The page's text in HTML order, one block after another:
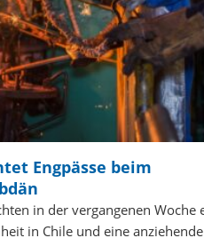
Engpässe beim
in der vergangenen Woche
in Chile und eine